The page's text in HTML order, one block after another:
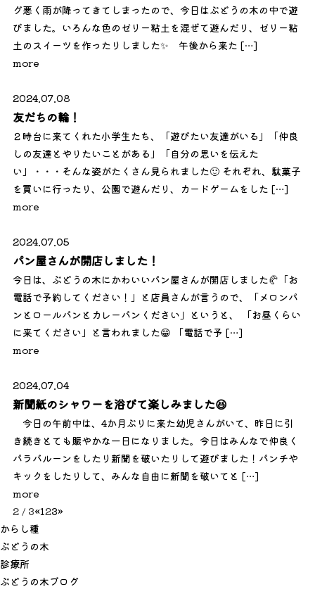
グ悪く雨が降ってきてしまったので、今日はぶどうの木の中で遊
びました。いろんな色のゼリー粘土を混ぜて遊んだり、ゼリー粘
土のスイーツを作ったりしました✨ 午後から来た […]
more
2024.07.08
友だちの輪！
２時台に来てくれた小学生たち、「遊びたい友達がいる」「仲良
しの友達とやりたいことがある」「自分の思いを伝えた
い」・・・そんな姿がたくさん見られました🙂 それぞれ、駄菓子
を買いに行ったり、公園で遊んだり、カードゲームをした […]
more
2024.07.05
パン屋さんが開店しました！
今日は、ぶどうの木にかわいいパン屋さんが開店しました🥐「お
電話で予約してください！」と店員さんが言うので、「メロンパ
ンとロールパンとカレーパンください」というと、 「お昼くらい
に来てください」と言われました😁 「電話で予 […]
more
2024.07.04
新聞紙のシャワーを浴びて楽しみました😆
今日の午前中は、4か月ぶりに来た幼児さんがいて、昨日に引
き続きとても賑やかな一日になりました。今日はみんなで仲良く
パラバルーンをしたり新聞を破いたりして遊びました！パンチや
キックをしたりして、みんな自由に新聞を破いてと […]
more
2 / 3«123»
から し種
ぶ ど う の木
診療所
ぶ ど う の木ブロ グ